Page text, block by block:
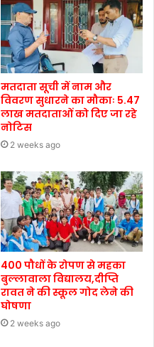
मतदाता सूची में नाम और
विवरण सुधारने का मौकाः 5.47
लाख मतदाताओं को दिए जा रहे
नोटिस
2 weeks ago
400 पौधों के रोपण से महका
बुल्लावाला विद्यालय,दीप्ति
रावत ने की स्कूल गोद लेने की
घोषणा
2 weeks ago